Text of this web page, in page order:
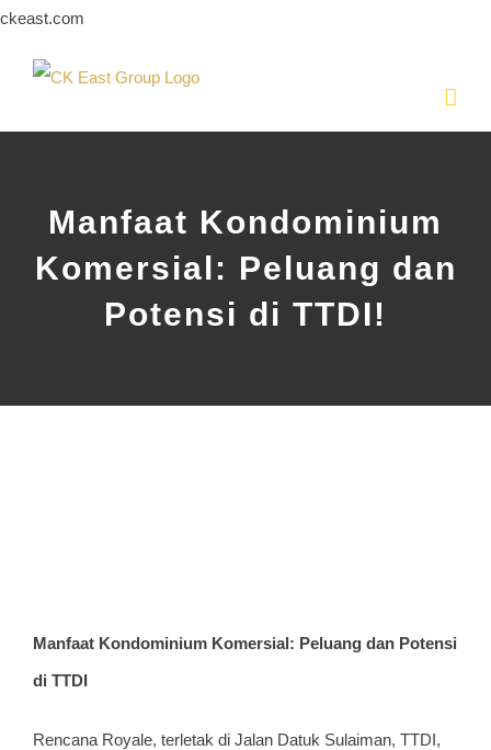
ckeast.com
Manfaat Kondominium
Komersial: Peluang dan
Potensi di TTDI!
Manfaat Kondominium Komersial: Peluang dan Potensi
di TTDI
Rencana Royale, terletak di Jalan Datuk Sulaiman, TTDI,